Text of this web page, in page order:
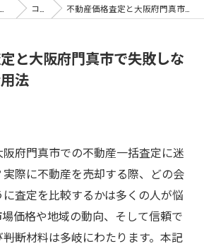
コラム 不動産価格査定と大阪府門真市で失敗しない一括査定活用法
と大阪府門真市で失敗しな
法
府門真市での不動産一括査定に迷
際に不動産を売却する際、どの会
査定を比較するかは多くの人が悩
価格や地域の動向、そして信頼で
判断材料は多岐にわたります。本記